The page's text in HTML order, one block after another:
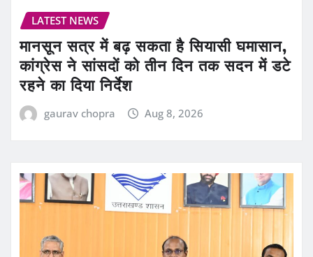
LATEST NEWS
मानसून सत्र में बढ़ सकता है सियासी घमासान,
कांग्रेस ने सांसदों को तीन दिन तक सदन में डटे
रहने का दिया निर्देश
gaurav chopra Aug 8, 2026